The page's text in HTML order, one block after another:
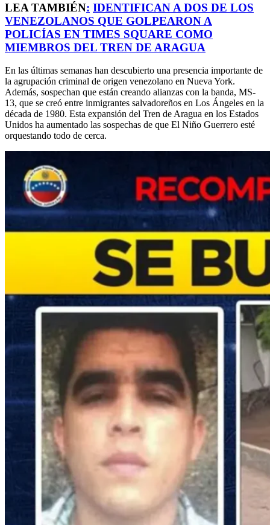
LEA TAMBIÉN: IDENTIFICAN A DOS DE LOS
VENEZOLANOS QUE GOLPEARON A
POLICÍAS EN TIMES SQUARE COMO
MIEMBROS DEL TREN DE ARAGUA
En las últimas semanas han descubierto una presencia importante de
la agrupación criminal de origen venezolano en Nueva York.
Además, sospechan que están creando alianzas con la banda, MS-
13, que se creó entre inmigrantes salvadoreños en Los Ángeles en la
década de 1980. Esta expansión del Tren de Aragua en los Estados
Unidos ha aumentado las sospechas de que El Niño Guerrero esté
orquestando todo de cerca.